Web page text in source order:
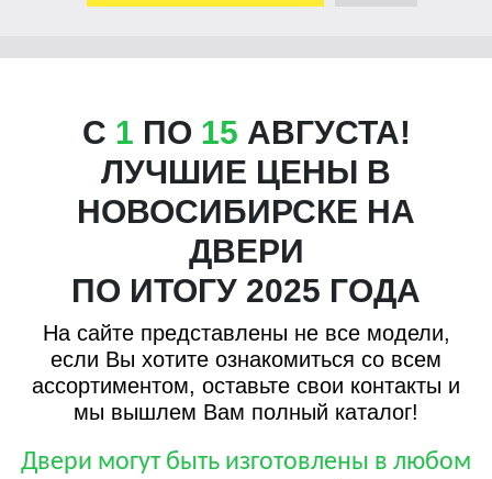
C 1 ПО 15 АВГУСТА!
ЛУЧШИЕ ЦЕНЫ В
НОВОСИБИРСКЕ НА
ДВЕРИ
ПО ИТОГУ 2025 ГОДА
На сайте представлены не все модели,
если Вы хотите ознакомиться со всем
ассортиментом, оставьте свои контакты и
мы вышлем Вам полный каталог!
Двери могут быть изготовлены в любом